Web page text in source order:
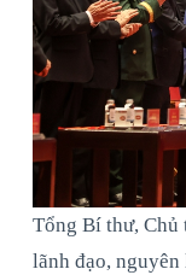
Tổng Bí thư, Chủ
lãnh đạo,